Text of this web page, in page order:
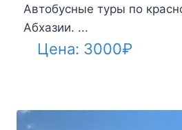
Автобусные туры по
Абхазии. ...
Цена: 3000₽